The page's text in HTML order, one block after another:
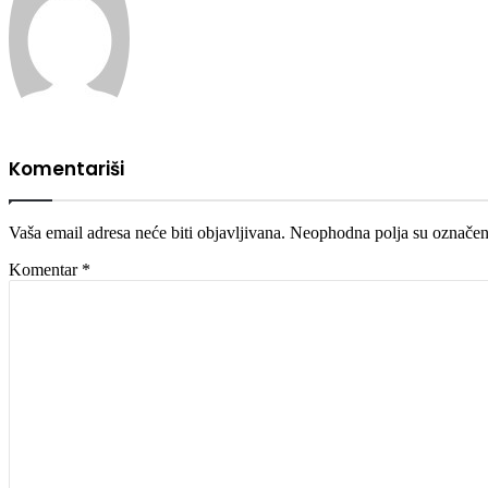
Komentariši
Vaša email adresa neće biti objavljivana. Neophodna polja su
Komentar *